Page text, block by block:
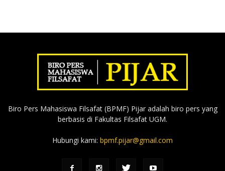
Biro Pers Mahasiswa Filsafat (BPMF) Pijar adalah biro pers yang
berbasis di Fakultas Filsafat UGM.
Hubungi kami: bpmf.pijar@gmail.com